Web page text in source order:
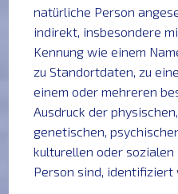
natürliche Person
indirekt, insbesondere
Kennung wie einem
zu Standortdaten, zu
einem oder mehreren
Ausdruck der
genetischen,
kulturellen oder
Person sind, identifiziert